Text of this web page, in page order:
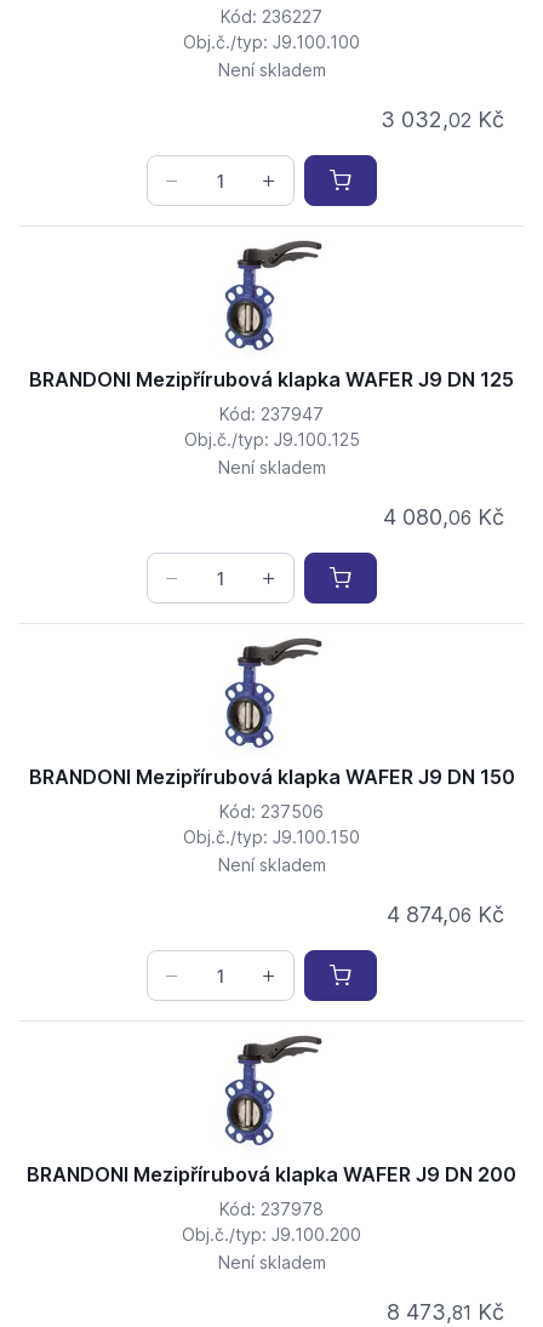
Kód: 236227
Obj.č./typ: J9.100.100
Není skladem
3 032,02 Kč
BRANDONI Mezipřírubová klapka WAFER J9 DN 125
Kód: 237947
Obj.č./typ: J9.100.125
Není skladem
4 080,06 Kč
BRANDONI Mezipřírubová klapka WAFER J9 DN 150
Kód: 237506
Obj.č./typ: J9.100.150
Není skladem
4 874,06 Kč
BRANDONI Mezipřírubová klapka WAFER J9 DN 200
Kód: 237978
Obj.č./typ: J9.100.200
Není skladem
8 473,81 Kč